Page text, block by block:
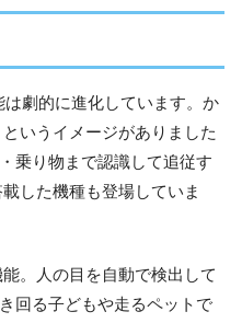
劇的に進化しています。か
いうイメージがありました
乗り物まで認識して追従す
した機種も登場していま
。人の目を自動で検出して
回る子どもや走るペットで